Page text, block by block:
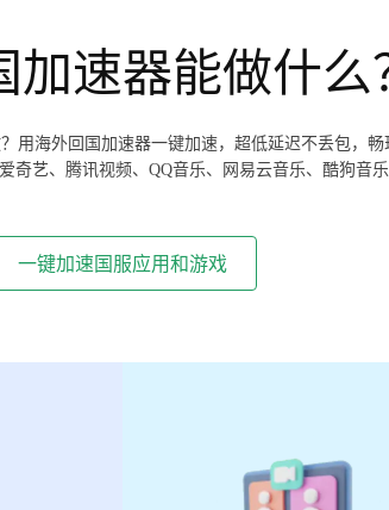
加速器能做什么
用海外回国加速器一键加速，超低延迟不丢包，
艺、腾讯视频、QQ音乐、网易云音乐、酷狗音
一键加速国服应用和游戏